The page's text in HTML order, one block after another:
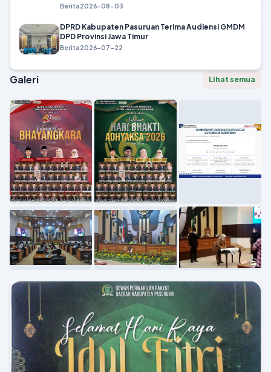
Berita2026-08-03
DPRD Kabupaten Pasuruan Terima Audiensi GMDM
DPD Provinsi Jawa Timur
Berita2026-07-22
Galeri Lihat semua